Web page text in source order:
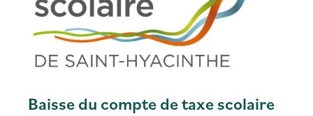
Baisse du compte de taxe scolaire